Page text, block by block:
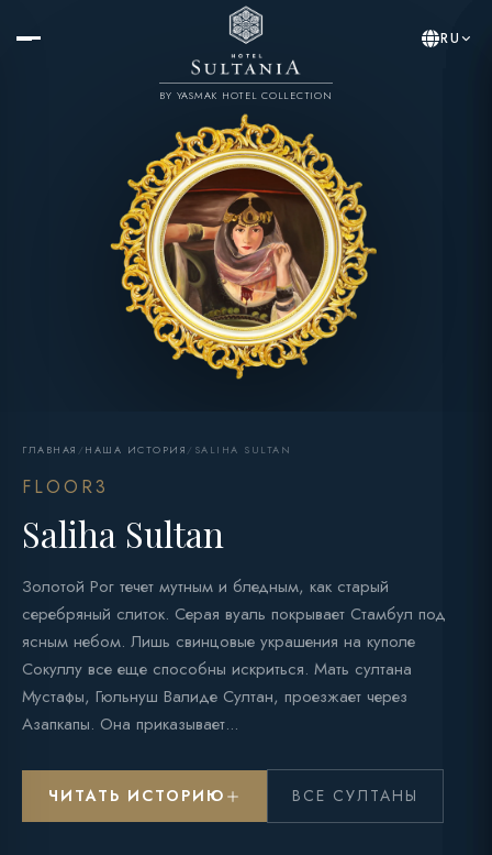
BY YASMAK HOTEL COLLECTION
RU
ГЛАВНАЯ / НАША ИСТОРИЯ / SALIHA SULTAN
FLOOR3
Saliha Sultan
Золотой Рог течет мутным и бледным, как старый
серебряный слиток. Серая вуаль покрывает Стамбул под
ясным небом. Лишь свинцовые украшения на куполе
Сокуллу все еще способны искриться. Мать султана
Мустафы, Гюльнуш Валиде Султан, проезжает через
Азапкапы. Она приказывает...
ЧИТАТЬ ИСТОРИЮ ВСЕ СУЛТАНЫ